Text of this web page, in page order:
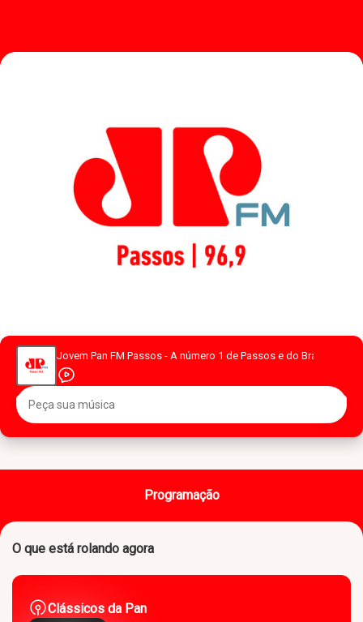
Jovem Pan FM Passos - A número 1 de Passos e do Brasil.
Programação
O que está rolando agora
Clássicos da Pan